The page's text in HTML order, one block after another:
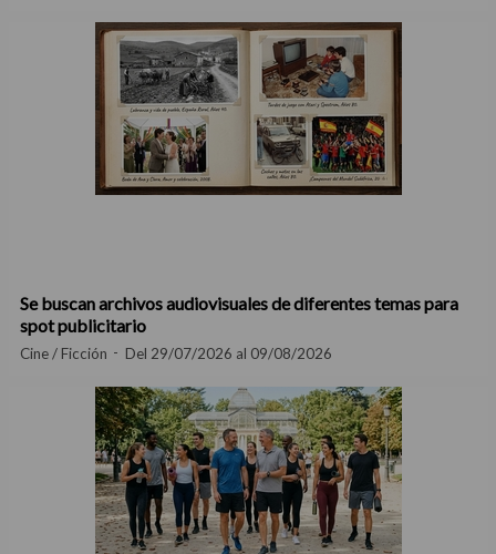
Se buscan archivos audiovisuales de diferentes temas para
spot publicitario
Cine / Ficción Del 29/07/2026 al 09/08/2026